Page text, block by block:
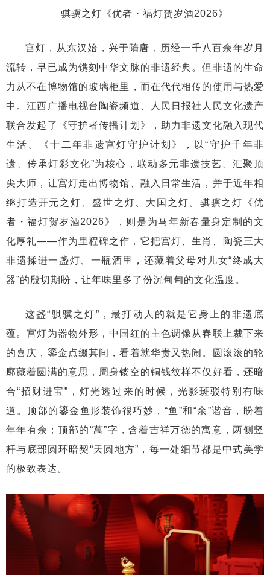
骐骥之灯《优者・福灯贺岁酒2026》
宫灯，从东汉始，兴于隋唐，历经一千八百余年岁月
流转，早已成为镌刻中华文脉的非遗经典。但非遗的生命
力从不在博物馆的玻璃柜里，而在代代相传的使用与热爱
中。江西广播电视台陶瓷频道、人民日报社人民文化遗产
联合发起了《守护者传播计划》，助力非遗文化融入现代
生活。《十二年非遗宫灯守护计划》，以“守护千年非
遗、传承灯彩文化”为核心，联动多元非遗技艺、汇聚顶
尖大师，让宫灯走出博物馆、融入日常生活，并于近年相
继打造开元之灯、盛世之灯、大国之灯。骐骥之灯《优
者・福灯贺岁酒2026》，则是为马年新春量身定制的文
化厚礼——作为里程碑之作，它把宫灯、生肖、陶瓷三大
非遗揉进一盏灯、一瓶酒里，还藏着父母对儿女“终成大
器”的殷切期盼，让年味里多了份沉甸甸的文化温度。
这盏“骐骥之灯”，最打动人的就是它身上的非遗底
蕴。宫灯为器物外形，中国红的主色调像从春联上裁下来
的喜庆，鎏金点缀其间，看着就华贵又热闹。圆滚滚的轮
廓藏着圆满的意思，周身镂空的铜钱纹样不仅好看，还暗
合“招财进宝”，灯光透过来的时候，光影斑驳特别有味
道。顶部的鎏金鱼形装饰很巧妙，“鱼”和“余”谐音，盼着
年年有余；顶部的“萬”字，含着吉祥万德的寓意，两侧竖
杆与底部圆环暗契“天圆地方”，每一处细节都是中式美学
的极致表达。